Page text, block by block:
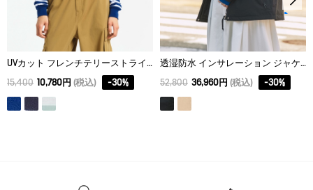
ドライクリーニング処理ができない。
ウェットクリーニング処理ができる。：通常の処理
UVカット フレンチテリーストライプスウェット
15,400 10,780円 (税込) -30%
透湿防水 インサレーション ジャケット RP
52,800 36,960円 (税込) -30%